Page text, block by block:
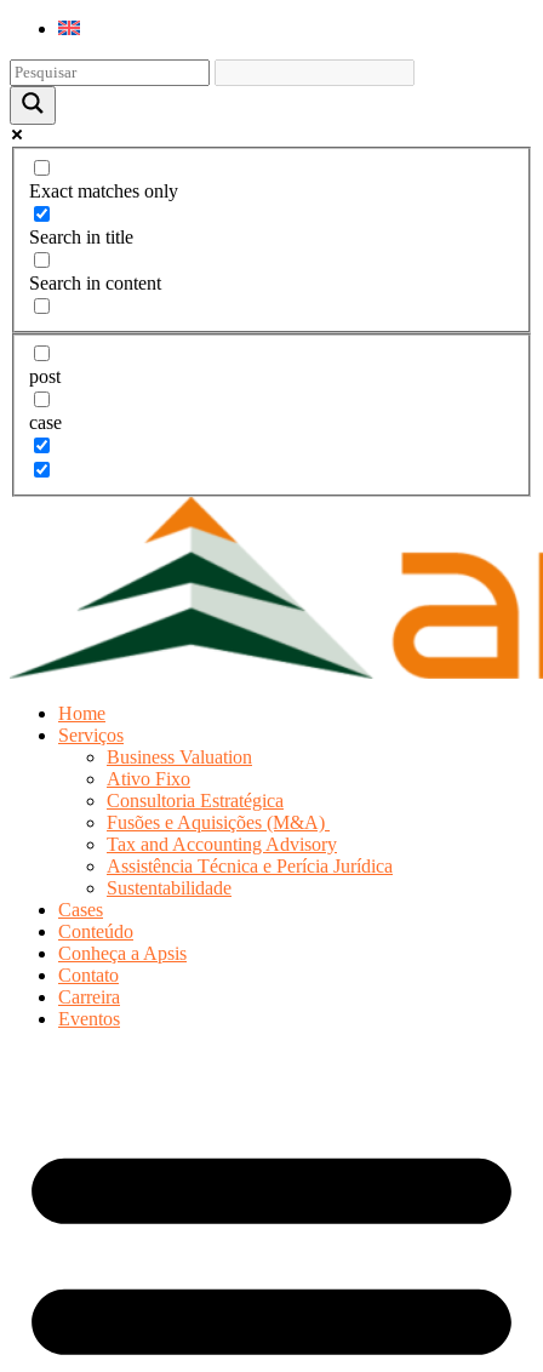
Exact matches only
Search in title
Search in content
post
case
Home
Serviços
Business Valuation
Ativo Fixo
Consultoria Estratégica
Fusões e Aquisições (M&A)
Tax and Accounting Advisory
Assistência Técnica e Perícia Jurídica
Sustentabilidade
Cases
Conteúdo
Conheça a Apsis
Contato
Carreira
Eventos